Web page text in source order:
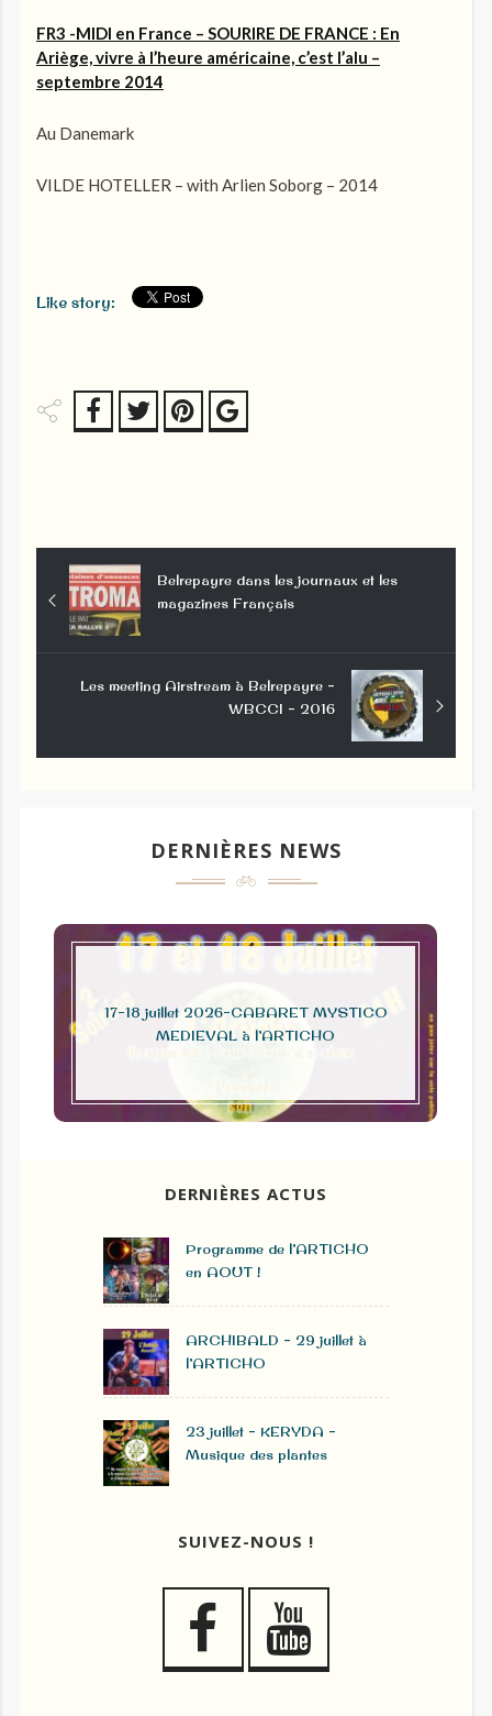
FR3 -MIDI en France – SOURIRE DE FRANCE : En
Ariège, vivre à l’heure américaine, c’est l’alu –
septembre 2014
Au Danemark
VILDE HOTELLER – with Arlien Soborg – 2014
Like story:
Belrepayre dans les journaux et les
magazines Français
Les meeting Airstream à Belrepayre –
WBCCI – 2016
DERNIÈRES NEWS
17-18 juillet 2026-CABARET MYSTICO
MEDIEVAL à l’ARTICHO
DERNIÈRES ACTUS
Programme de l’ARTICHO
en AOUT !
ARCHIBALD – 29 juillet à
l’ARTICHO
23 juillet – KERYDA –
Musique des plantes
SUIVEZ-NOUS !